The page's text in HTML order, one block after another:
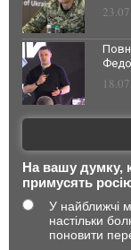
На вашу думку,
примусять
У найближчі
настільки
поновити